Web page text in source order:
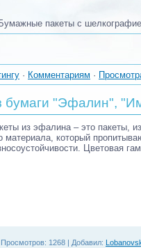
пакеты с
· Комментариям ·
бумаги "Эфалин",
из эфалина – это пакеты,
материала, который
Цветовая
Просмотров: 1268 | Добавил: